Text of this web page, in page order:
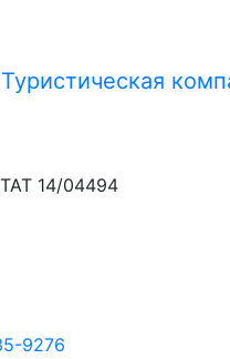
Туристическая
14/04494
9276